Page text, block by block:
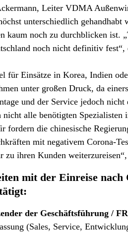
Leiter VDMA
unterschiedlich
kaum noch zu durchblicken ist.
noch nicht definitiv fest“,
für Einsätze in Korea, Indien
unter großen Druck, da
und der Service jedoch
alle benötigten Spezialisten
fordern die chinesische
mit negativem Corona-
zu ihren Kunden
mit der Einreise nach
der Geschäftsführung /
(Sales, Service,